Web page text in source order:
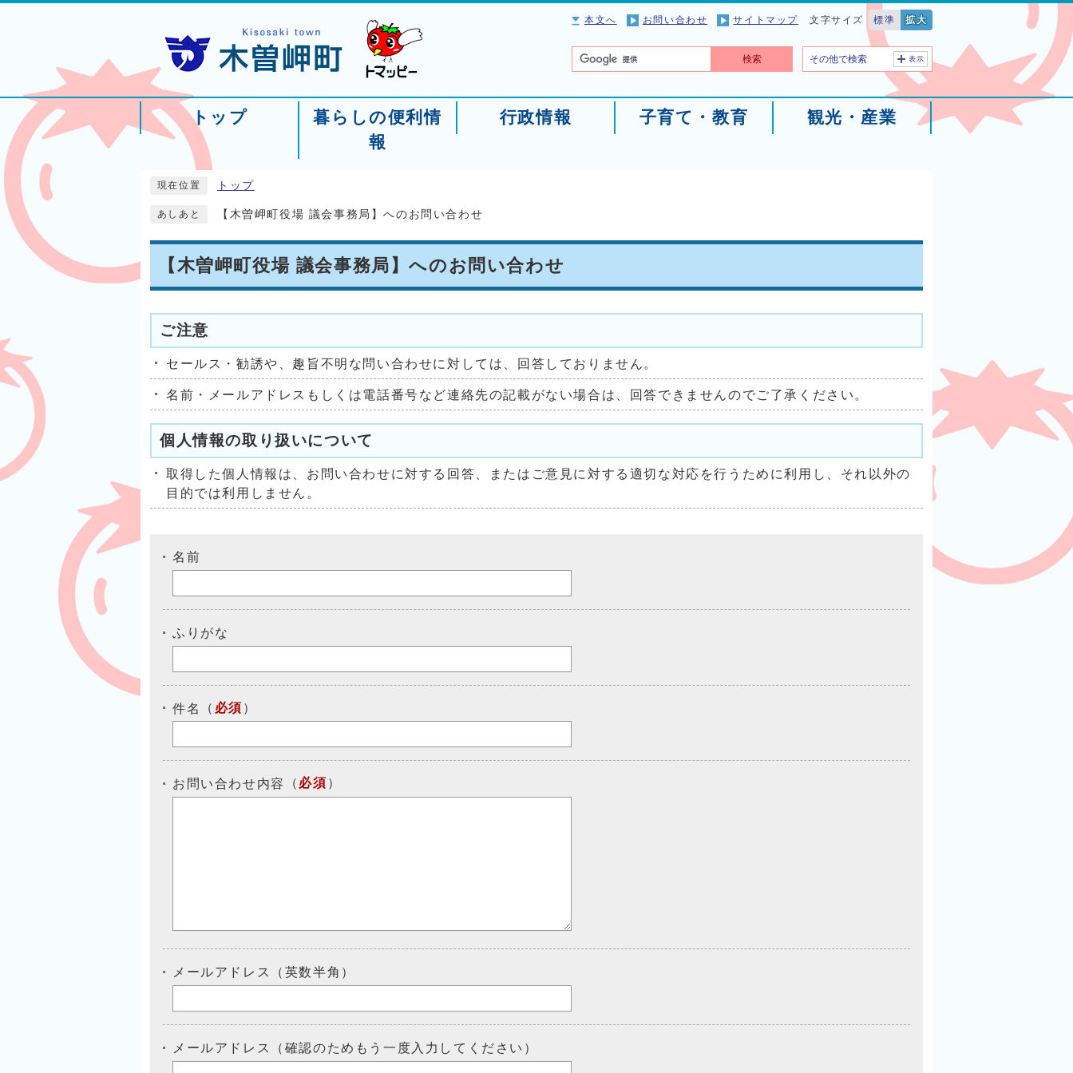
本文へ お問い合わせ サイトマップ 文字サイズ 標準 拡大
検索 その他で検索 表示
トップ
暮らしの便利情
報
行政情報 子育て・教育 観光・産業
現在位置 トップ
あしあと 【木曽岬町役場 議会事務局】へのお問い合わせ
【木曽岬町役場 議会事務局】へのお問い合わせ
ご注意
セールス・勧誘や、趣旨不明な問い合わせに対しては、回答しておりません。
名前・メールアドレスもしくは電話番号など連絡先の記載がない場合は、回答できませんのでご了承ください。
個人情報の取り扱いについて
取得した個人情報は、お問い合わせに対する回答、またはご意見に対する適切な対応を行うために利用し、それ以外の
目的では利用しません。
名前
ふりがな
件名 （ 必須 ）
お問い合わせ内容 （ 必須 ）
メールアドレス（英数半角）
メールアドレス（確認のためもう一度入力してください）